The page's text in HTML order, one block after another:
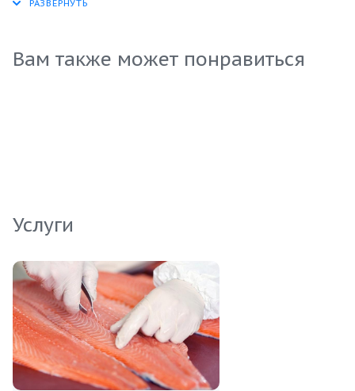
применений — от запекания до гриля. Высокое
делают его отличным выбором для тех, кто
ценит здоровое питание. Оно легко готовится и
Вам также может понравиться
Услуги